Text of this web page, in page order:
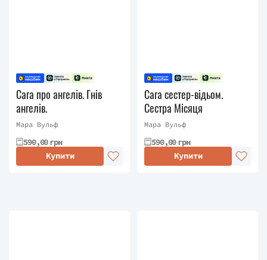
Сага про ангелів. Гнів
ангелів.
Мара Вульф
590,00 грн
Купити
Сага сестер-відьом.
Сестра Місяця
Мара Вульф
590,00 грн
Купити